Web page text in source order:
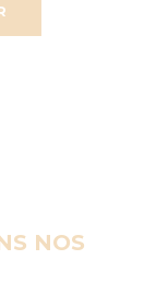
NOS